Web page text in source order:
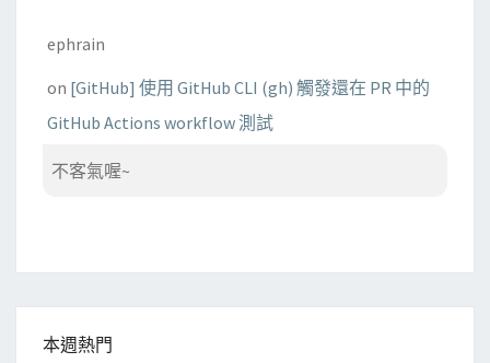
ephrain
on [GitHub] 使用 GitHub CLI (gh) 觸發還在 PR 中的
GitHub Actions workflow 測試
不客氣喔~
本週熱門